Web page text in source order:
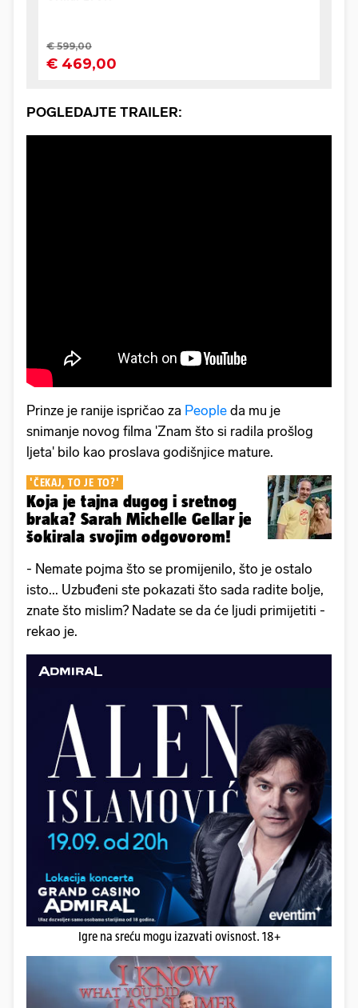
POGLEDAJTE TRAILER:
Prinze je ranije ispričao za People da mu je
snimanje novog filma 'Znam što si radila prošlog
ljeta' bilo kao proslava godišnjice mature.
'ČEKAJ, TO JE TO?'
Koja je tajna dugog i sretnog
braka? Sarah Michelle Gellar je
šokirala svojim odgovorom!
- Nemate pojma što se promijenilo, što je ostalo
isto... Uzbuđeni ste pokazati što sada radite bolje,
znate što mislim? Nadate se da će ljudi primijetiti -
rekao je.
Igre na sreću mogu izazvati ovisnost. 18+